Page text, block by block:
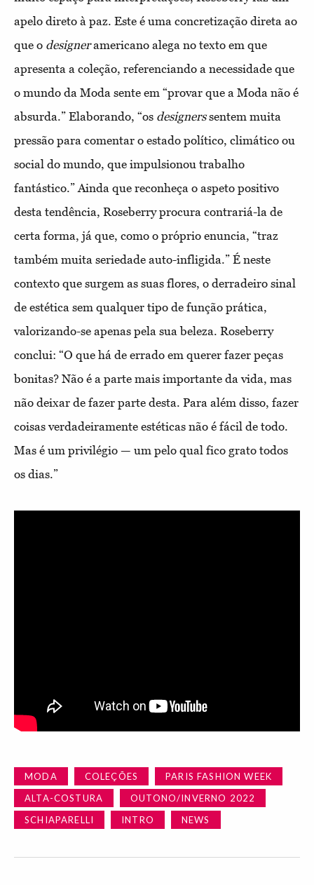
apelo direto à paz. Este é uma concretização direta ao
que o designeramericano alega no texto em que
apresenta a coleção, referenciando a necessidade que
o mundo da Moda sente em “provar que a Moda não é
absurda.” Elaborando, “os designerssentem muita
pressão para comentar o estado político, climático ou
social do mundo, que impulsionou trabalho
fantástico.” Ainda que reconheça o aspeto positivo
desta tendência, Roseberry procura contrariá-la de
certa forma, já que, como o próprio enuncia, “traz
também muita seriedade auto-infligida.” É neste
contexto que surgem as suas flores, o derradeiro sinal
de estética sem qualquer tipo de função prática,
valorizando-se apenas pela sua beleza. Roseberry
conclui: “O que há de errado em querer fazer peças
bonitas? Não é a parte mais importante da vida, mas
não deixar de fazer parte desta. Para além disso, fazer
coisas verdadeiramente estéticas não é fácil de todo.
Mas é um privilégio — um pelo qual fico grato todos
os dias.”
MODA COLEÇÕES
PARIS FASHION WEEK
ALTA-COSTURA
OUTONO/INVERNO 2022
SCHIAPARELLI
INTRO NEWS